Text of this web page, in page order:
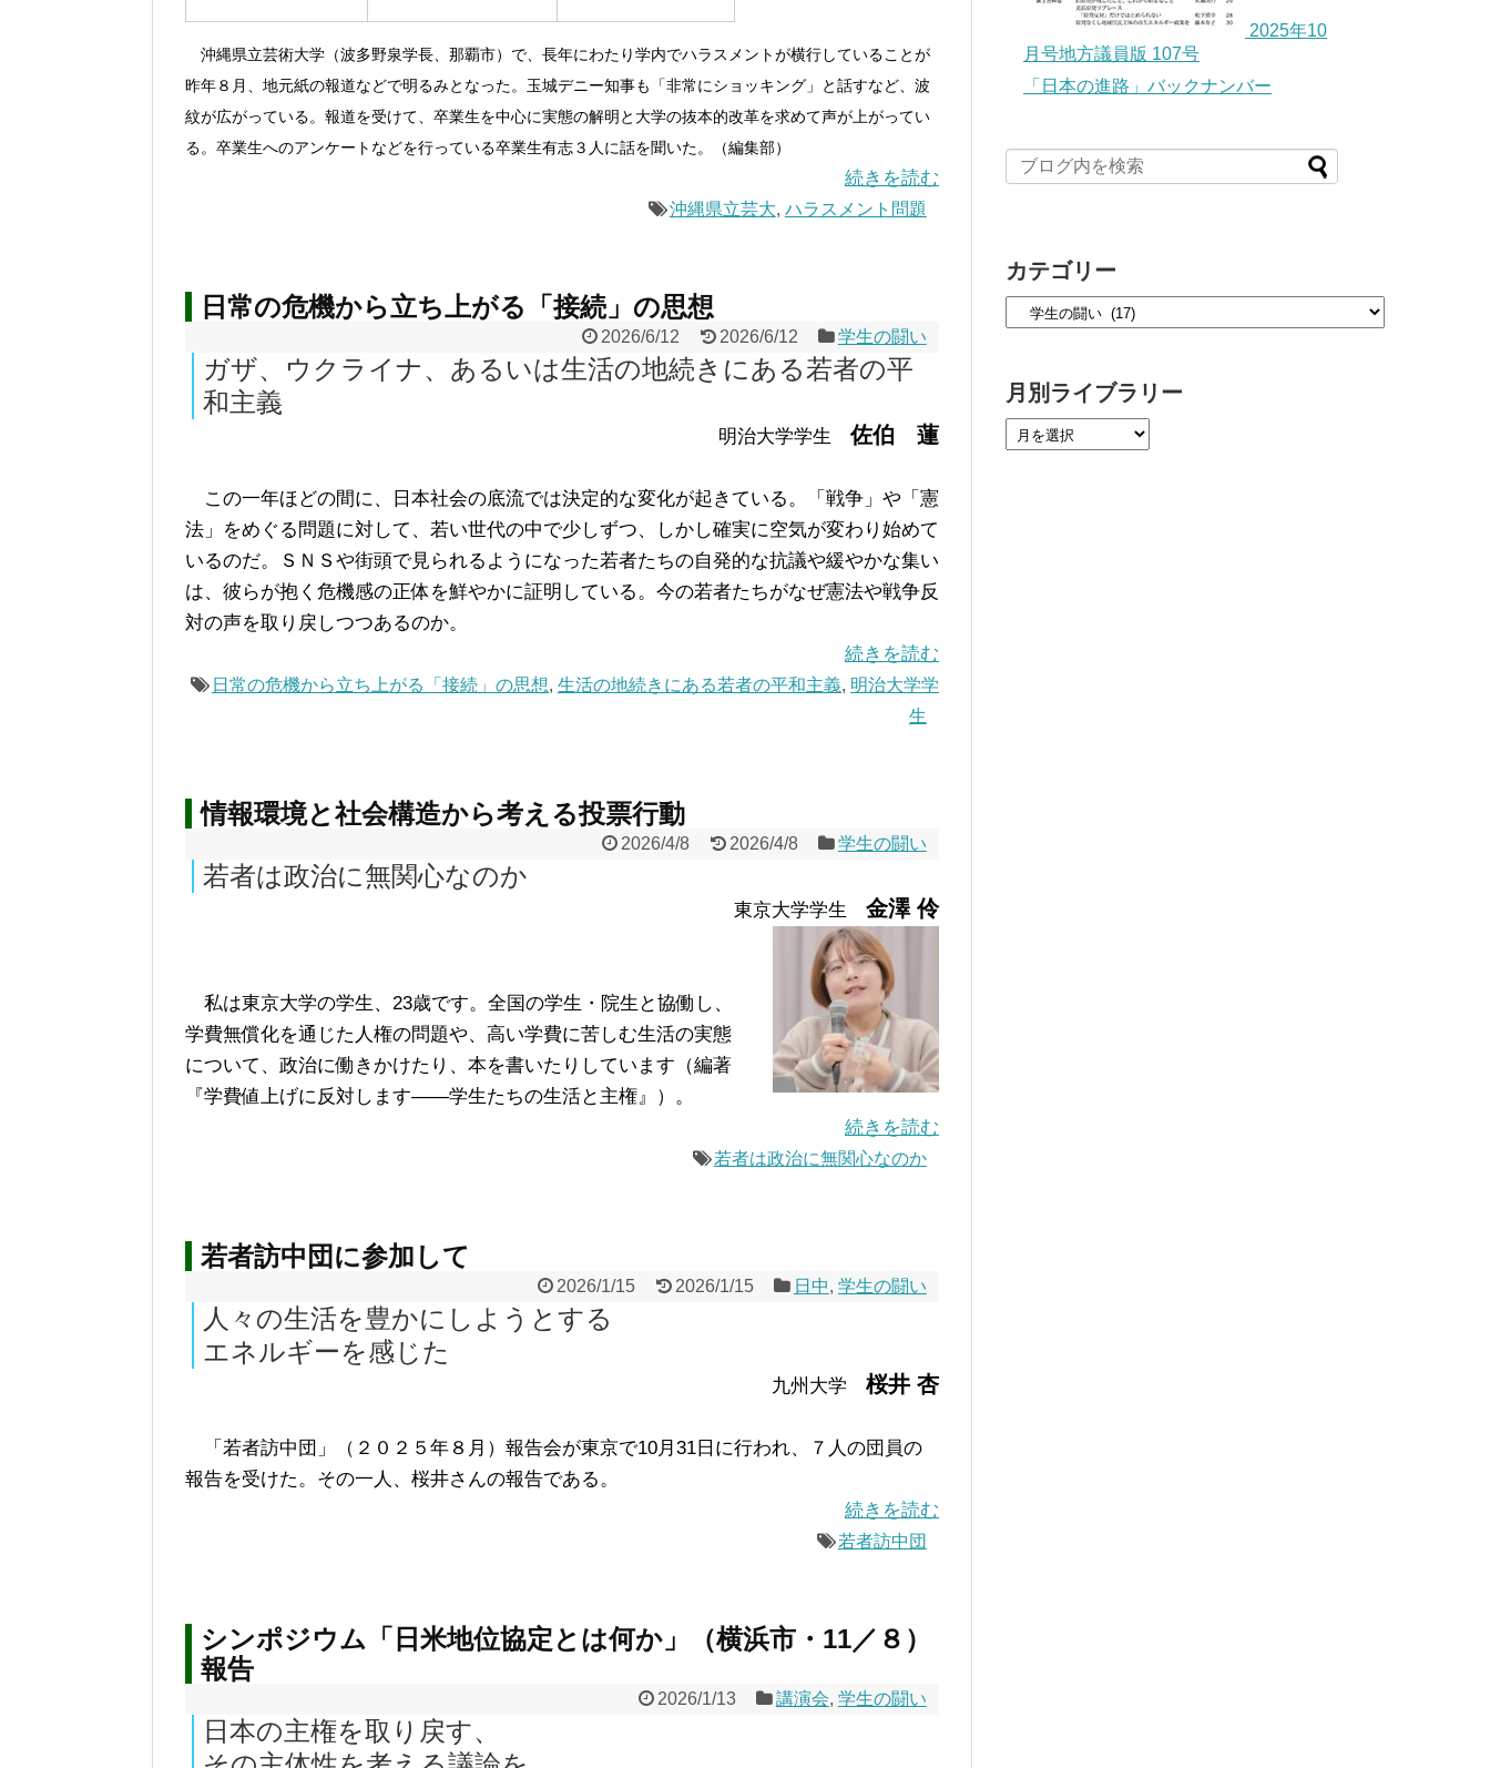
沖縄県立芸術大学（波多野泉学長、那覇市）で、長年にわたり学内でハラスメントが横行していることが
昨年８月、地元紙の報道などで明るみとなった。玉城デニー知事も「非常にショッキング」と話すなど、波
紋が広がっている。報道を受けて、卒業生を中心に実態の解明と大学の抜本的改革を求めて声が上がってい
る。卒業生へのアンケートなどを行っている卒業生有志３人に話を聞いた。（編集部）
続きを読む
沖縄県立芸大, ハラスメント問題
日常の危機から立ち上がる「接続」の思想
2026/6/12 2026/6/12 学生の闘い
ガザ、ウクライナ、あるいは生活の地続きにある若者の平
和主義
明治大学学生佐伯 蓮
この一年ほどの間に、日本社会の底流では決定的な変化が起きている。「戦争」や「憲
法」をめぐる問題に対して、若い世代の中で少しずつ、しかし確実に空気が変わり始めて
いるのだ。ＳＮＳや街頭で見られるようになった若者たちの自発的な抗議や緩やかな集い
は、彼らが抱く危機感の正体を鮮やかに証明している。今の若者たちがなぜ憲法や戦争反
対の声を取り戻しつつあるのか。
続きを読む
日常の危機から立ち上がる「接続」の思想, 生活の地続きにある若者の平和主義, 明治大学学
生
情報環境と社会構造から考える投票行動
2026/4/8 2026/4/8 学生の闘い
若者は政治に無関心なのか
東京大学学生 金澤 伶
私は東京大学の学生、23歳です。全国の学生・院生と協働し、
学費無償化を通じた人権の問題や、高い学費に苦しむ生活の実態
について、政治に働きかけたり、本を書いたりしています（編著
『学費値上げに反対します――学生たちの生活と主権』）。
続きを読む
若者は政治に無関心なのか
若者訪中団に参加して
2026/1/15 2026/1/15 日中, 学生の闘い
人々の生活を豊かにしようとする
エネルギーを感じた
九州大学 桜井 杏
「若者訪中団」（２０２５年８月）報告会が東京で10月31日に行われ、７人の団員の
報告を受けた。その一人、桜井さんの報告である。
続きを読む
若者訪中団
シンポジウム「日米地位協定とは何か」（横浜市・11／８）
報告
2026/1/13 講演会, 学生の闘い
日本の主権を取り戻す、
2025年10
月号地方議員版 107号
「日本の進路」バックナンバー
カテゴリー
月別ライブラリー